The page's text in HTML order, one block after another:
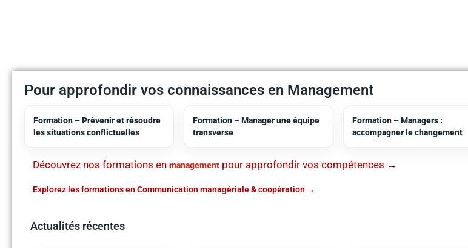
Pour approfondir vos connaissances en Management
Formation – Prévenir et résoudre
les situations conflictuelles
Formation – Manager une équipe
transverse
Formation – Managers :
accompagner le changement
Découvrez nos formations en management pour approfondir vos compétences →
Explorez les formations en Communication managériale & coopération
Actualités récentes